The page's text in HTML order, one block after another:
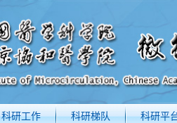
科研工作 科研梯队 科研平